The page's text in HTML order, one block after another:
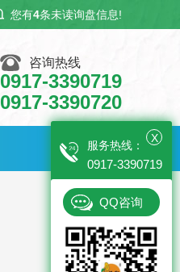
您有4条未读询盘信息!
咨询热线
0917-3390719
0917-3390720
X
服务热线：
0917-3390719
QQ咨询